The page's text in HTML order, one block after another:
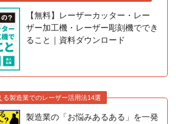
【無料】レーザーカッター・レー
ザー加工機・レーザー彫刻機ででき
ること｜資料ダウンロード
る製造業でのレーザー活用法14選
製造業の「お悩みあるある」を一発